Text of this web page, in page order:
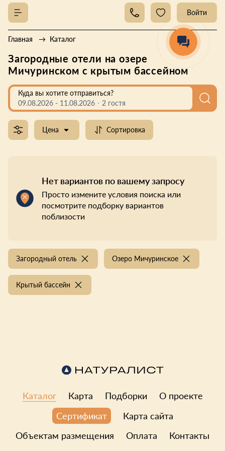
Войти
Главная Каталог
Загородные отели на озере
Мичуринском с крытым бассейном
Куда вы хотите отправиться?
09.08.2026 - 11.08.2026 2 гостя
Цена Сортировка
Нет вариантов по вашему запросу
Просто измените условия поиска или
посмотрите подборку вариантов
поблизости
Загородный отель Озеро Мичуринское
Крытый бассейн
Каталог Карта Подборки
О проекте
Сертификат
Карта сайта
Объектам размещения
Оплата Контакты